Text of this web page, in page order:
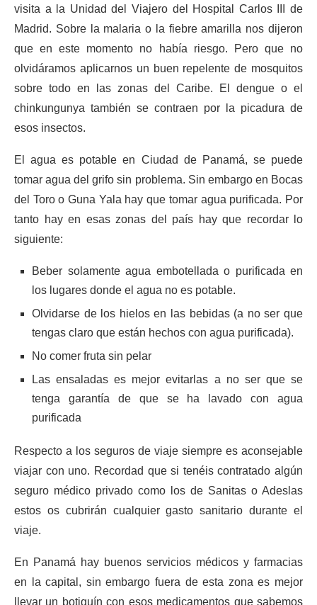
visita a la Unidad del Viajero del Hospital Carlos III de
Madrid. Sobre la malaria o la fiebre amarilla nos dijeron
que en este momento no había riesgo. Pero que no
olvidáramos aplicarnos un buen repelente de mosquitos
sobre todo en las zonas del Caribe. El dengue o el
chinkungunya también se contraen por la picadura de
esos insectos.
El agua es potable en Ciudad de Panamá, se puede
tomar agua del grifo sin problema. Sin embargo en Bocas
del Toro o Guna Yala hay que tomar agua purificada. Por
tanto hay en esas zonas del país hay que recordar lo
siguiente:
Beber solamente agua embotellada o purificada en
los lugares donde el agua no es potable.
Olvidarse de los hielos en las bebidas (a no ser que
tengas claro que están hechos con agua purificada).
No comer fruta sin pelar
Las ensaladas es mejor evitarlas a no ser que se
tenga garantía de que se ha lavado con agua
purificada
Respecto a los seguros de viaje siempre es aconsejable
viajar con uno. Recordad que si tenéis contratado algún
seguro médico privado como los de Sanitas o Adeslas
estos os cubrirán cualquier gasto sanitario durante el
viaje.
En Panamá hay buenos servicios médicos y farmacias
en la capital, sin embargo fuera de esta zona es mejor
llevar un botiquín con esos medicamentos que sabemos